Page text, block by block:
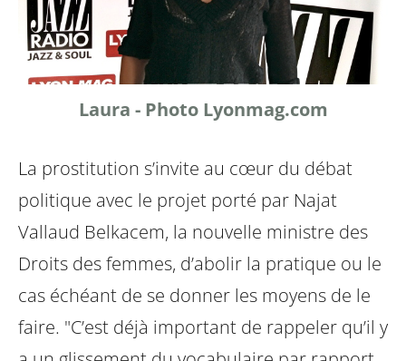
Laura - Photo Lyonmag.com
La prostitution s’invite au cœur du débat
politique avec le projet porté par Najat
Vallaud Belkacem, la nouvelle ministre des
Droits des femmes, d’abolir la pratique ou le
cas échéant de se donner les moyens de le
faire. "C’est déjà important de rappeler qu’il y